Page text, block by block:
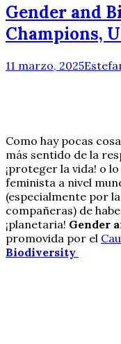
Gender and
Champions,
11 marzo, 2025
Como hay pocas
más sentido de la
¡proteger la vida! o
feminista a nivel
(especialmente por
compañeras) de
¡planetaria! Gender
promovida por el
Biodiversity